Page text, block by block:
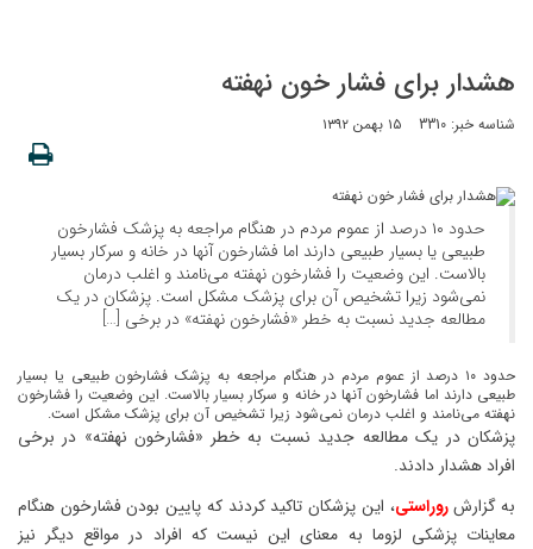
هشدار برای فشار خون نهفته
شناسه خبر: 3310 ۱۵ بهمن ۱۳۹۲
حدود ۱۰ درصد از عموم مردم در هنگام مراجعه به پزشک فشارخون
طبیعی یا بسیار طبیعی دارند اما فشارخون آنها در خانه و سرکار بسیار
بالاست. این وضعیت را فشارخون نهفته می‌نامند و اغلب درمان
نمی‌شود زیرا تشخیص آن برای پزشک مشکل است. پزشکان در یک
مطالعه جدید نسبت به خطر «فشارخون نهفته» در برخی […]
حدود ۱۰ درصد از عموم مردم در هنگام مراجعه به پزشک فشارخون طبیعی یا بسیار
طبیعی دارند اما فشارخون آنها در خانه و سرکار بسیار بالاست. این وضعیت را فشارخون
نهفته می‌نامند و اغلب درمان نمی‌شود زیرا تشخیص آن برای پزشک مشکل است.
پزشکان در یک مطالعه جدید نسبت به خطر «فشارخون نهفته» در برخی
افراد هشدار دادند.
به گزارشروراستی، این پزشکان تاکید کردند که پایین بودن فشارخون هنگام
معاینات پزشکی لزوما به معنای این نیست که افراد در مواقع دیگر نیز